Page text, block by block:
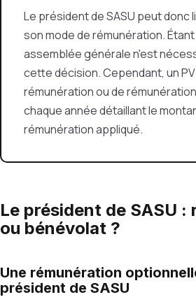
Le président de SASU peut donc
son mode de rémunération.
assemblée générale n'est
cette décision. Cependant, un
rémunération ou de
chaque année détaillant le
rémunération appliqué.
Le président de SASU :
ou bénévolat ?
Une rémunération
président de SASU